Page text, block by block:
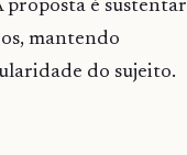
é sustentar
mantendo
do sujeito.